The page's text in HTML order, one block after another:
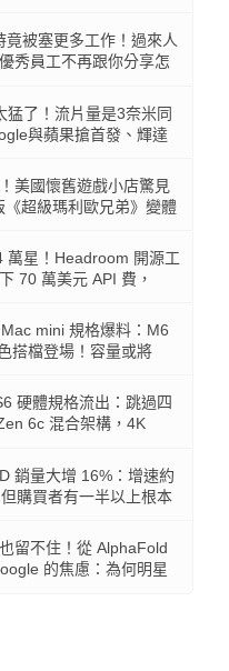
竟被塞更多工作！過來人
秀員工不再跟你分享怎
猛了！流片量是3奈米同
與蘋果搶首發、輝達
美國懷舊遊戲小店驚見
《超級瑪利歐兄弟》變體
萬星！Headroom 開源工
70 萬美元 API 費，
mini 規格爆料：M6
搭檔登場！容量或將
硬體規格流出：跳過四
6c 混合架構，4K
銷量大增 16%：增速約
購買者有一半以上根本
留不住！從 AlphaFold
的焦慮：為何明星